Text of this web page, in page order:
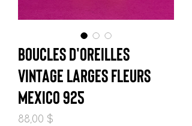
Boucles d'oreilles
vintage larges fleurs
Mexico 925
88,00 $